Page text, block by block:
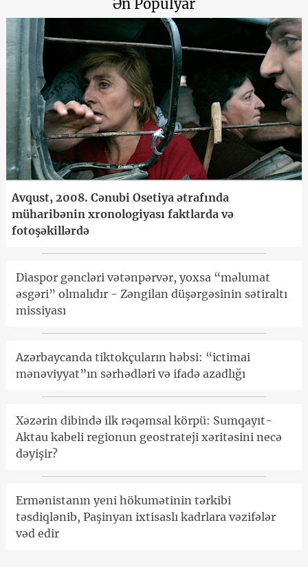
Ən Populyar
Avqust, 2008. Cənubi Osetiya ətrafında
müharibənin xronologiyası faktlarda və
fotoşəkillərdə
Diaspor gəncləri vətənpərvər, yoxsa “məlumat
əsgəri” olmalıdır - Zəngilan düşərgəsinin sətiraltı
missiyası
Azərbaycanda tiktokçuların həbsi: “ictimai
mənəviyyat”ın sərhədləri və ifadə azadlığı
Xəzərin dibində ilk rəqəmsal körpü: Sumqayıt-
Aktau kabeli regionun geostrateji xəritəsini necə
dəyişir?
Ermənistanın yeni hökumətinin tərkibi
təsdiqlənib, Paşinyan ixtisaslı kadrlara vəzifələr
vəd edir